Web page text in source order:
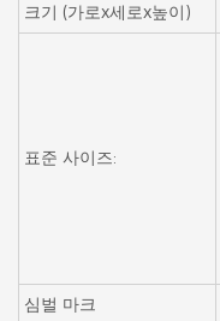
크기 (가로x세로x높이)
표준 사이즈:
심벌 마크